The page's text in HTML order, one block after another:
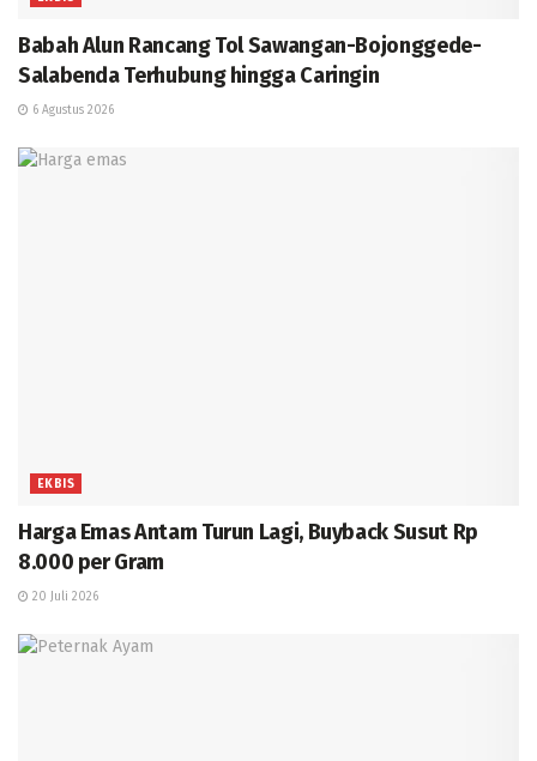
Babah Alun Rancang Tol Sawangan-Bojonggede-
Salabenda Terhubung hingga Caringin
6 Agustus 2026
EKBIS
Harga Emas Antam Turun Lagi, Buyback Susut Rp
8.000 per Gram
20 Juli 2026